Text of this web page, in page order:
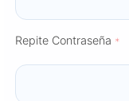
Repite Contraseña *